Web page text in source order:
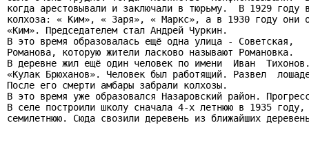
когда арестовывали и заключали в тюрьму.  В 1929 году
колхоза: « Ким», « Заря», « Маркс», а в 1930 году они
«Ким». Председателем стал Андрей Чуркин.
В это время образовалась ещё одна улица - Советская,
Романова, которую жители ласково называют Романовка.
В деревне жил ещё один человек по имени  Иван
«Кулак Брюханов». Человек был работящий. Развел
После его смерти амбары забрали колхозы.
В это время уже образовался Назаровский район.
В селе построили школу сначала 4-х летнюю в 1935
семилетнюю. Сюда свозили деревень из ближайших